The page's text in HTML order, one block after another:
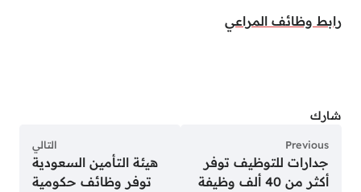
رابط وظائف المراعي
شارك
Previous
جدارات للتوظيف توفر
أكثر من 40 ألف وظيفة
التالي
هيئة التأمين السعودية
توفر وظائف حكومية